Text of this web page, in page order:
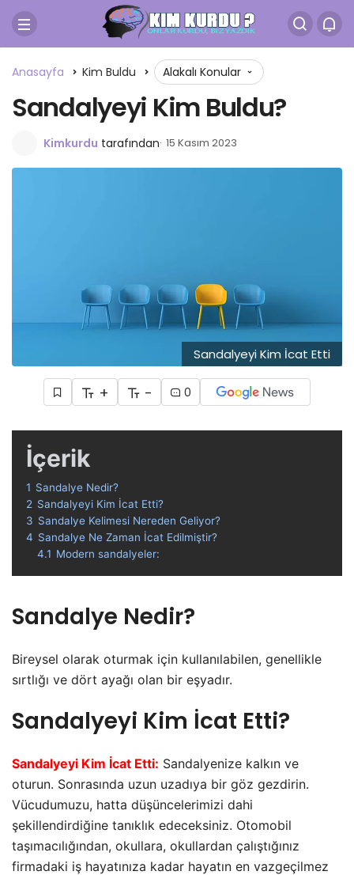
Anasayfa Kim Buldu Alakalı Konular
Sandalyeyi Kim Buldu?
Kimkurdu tarafından 15 Kasım 2023
Sandalyeyi Kim İcat Etti
+ - 0
İçerik
1 Sandalye Nedir?
2 Sandalyeyi Kim İcat Etti?
3 Sandalye Kelimesi Nereden Geliyor?
4 Sandalye Ne Zaman İcat Edilmiştir?
4.1 Modern sandalyeler:
Sandalye Nedir?
Bireysel olarak oturmak için kullanılabilen, genellikle
sırtlığı ve dört ayağı olan bir eşyadır.
Sandalyeyi Kim İcat Etti?
Sandalyeyi Kim İcat Etti: Sandalyenize kalkın ve
oturun. Sonrasında uzun uzadıya bir göz gezdirin.
Vücudumuzu, hatta düşüncelerimizi dahi
şekillendirdiğine tanıklık edeceksiniz. Otomobil
taşımacılığından, okullara, okullardan çalıştığınız
firmadaki iş hayatınıza kadar hayatın en vazgeçilmez